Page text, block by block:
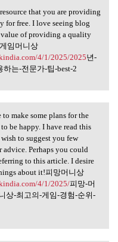
resource
that you are providing
for free. I love seeing blog
value of providing a quality
임머니상
4/1/2025/2025년-
는-전문가-팁-best-2
to make
to make some plans for the
be happy. I have read this
to suggest you few
Perhaps you could
to this article. I desire
about it!피망머니상
4/1/2025/피망-머
상-최고의-게임-경험-순위-